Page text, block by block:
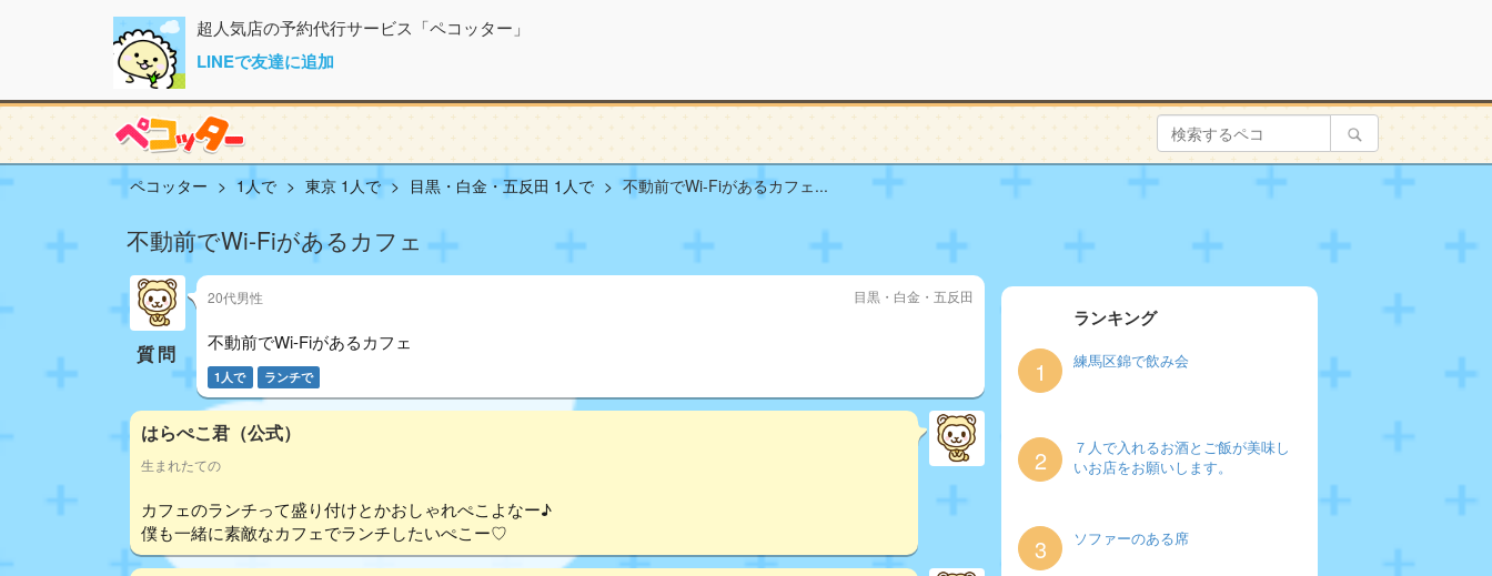
超人気店の予約代行サービス「ペコッター」
LINEで友達に追加
ペコッター 1人で 東京 1人で 目黒・白金・五反田 1人で 不動前でWi-Fiがあるカフェ...
不動前でWi-Fiがあるカフェ
質問
20代男性 目黒・白金・五反田
不動前でWi-Fiがあるカフェ
1人で ランチで
はらぺこ君（公式）
生まれたての
カフェのランチって盛り付けとかおしゃれぺこよなー♪
僕も一緒に素敵なカフェでランチしたいぺこー♡
ランキング
1 練馬区錦で飲み会
2
７人で入れるお酒とご飯が美味し
いお店をお願いします。
3 ソファーのある席